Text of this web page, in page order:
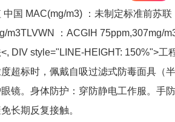
中国 MAC(mg/m3) ：未制定标准前苏
m3TLVWN ：ACGIH 75ppm,307mg/
<, DIV style="LINE-HEIGHT: 150%">
超标时，佩戴自吸过滤式防毒面具（
镜。身体防护：穿防静电工作服。手
长期反复接触。